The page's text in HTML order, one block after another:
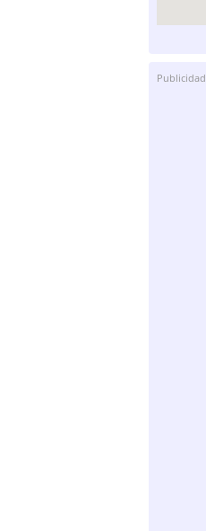
Publicidad